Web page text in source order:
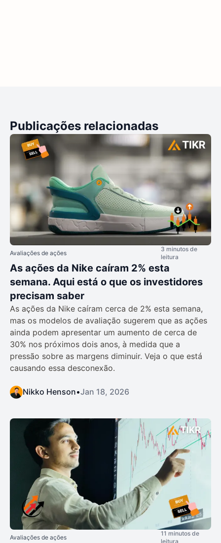
Publicações relacionadas
Avaliações de ações
3 minutos de
leitura
As ações da Nike caíram 2% esta
semana. Aqui está o que os investidores
precisam saber
As ações da Nike caíram cerca de 2% esta semana,
mas os modelos de avaliação sugerem que as ações
ainda podem apresentar um aumento de cerca de
30% nos próximos dois anos, à medida que a
pressão sobre as margens diminuir. Veja o que está
causando essa desconexão.
Nikko Henson•Jan 18, 2026
Avaliações de ações
11 minutos de
leitura